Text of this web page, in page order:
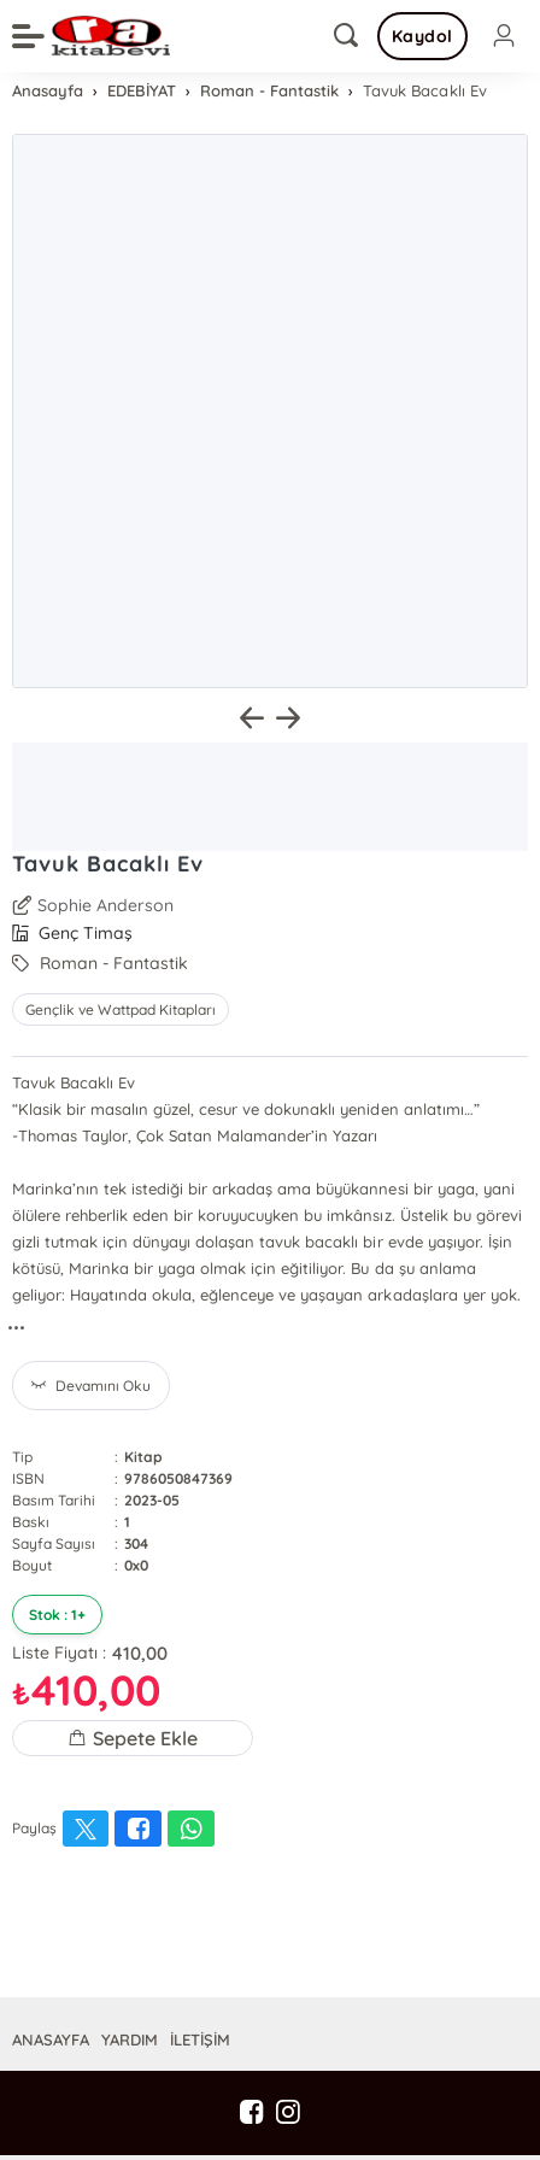
Kaydol
Anasayfa EDEBİYAT Roman - Fantastik Tavuk Bacaklı Ev
Tavuk Bacaklı Ev
Sophie Anderson
Genç Timaş
Roman - Fantastik
Gençlik ve Wattpad Kitapları
Tavuk Bacaklı Ev
“Klasik bir masalın güzel, cesur ve dokunaklı yeniden anlatımı…”
-Thomas Taylor, Çok Satan Malamander’in Yazarı
Marinka’nın tek istediği bir arkadaş ama büyükannesi bir yaga, yani
ölülere rehberlik eden bir koruyucuyken bu imkânsız. Üstelik bu görevi
gizli tutmak için dünyayı dolaşan tavuk bacaklı bir evde yaşıyor. İşin
kötüsü, Marinka bir yaga olmak için eğitiliyor. Bu da şu anlama
geliyor: Hayatında okula, eğlenceye ve yaşayan arkadaşlara yer yok.
...
Devamını Oku
Tip : Kitap
ISBN
: 9786050847369
Basım Tarihi
: 2023-05
Baskı
: 1
Sayfa Sayısı
: 304
Boyut
: 0x0
Stok : 1+
Liste Fiyatı : 410,00
₺410,00
Sepete Ekle
Paylaş
ANASAYFA YARDIM İLETİŞİM